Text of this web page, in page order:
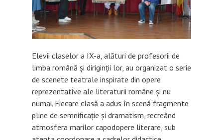
Elevii claselor a IX-a, alături de profesorii de
limba română și diriginții lor, au organizat o serie
de scenete teatrale inspirate din opere
reprezentative ale literaturii române și nu
numai. Fiecare clasă a adus în scenă fragmente
pline de semnificație și dramatism, recreând
atmosfera marilor capodopere literare, sub